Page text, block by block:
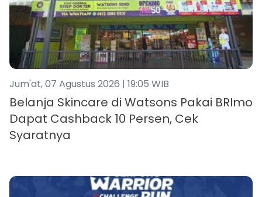
Jum'at, 07 Agustus 2026 | 19:05 WIB
Belanja Skincare di Watsons Pakai BRImo
Dapat Cashback 10 Persen, Cek
Syaratnya